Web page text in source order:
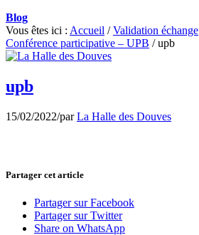
Blog
Vous êtes ici : Accueil / Validation échange
Conférence participative – UPB / upb
upb
15/02/2022/parLa Halle des Douves
Partager cet article
Partager sur Facebook
Partager sur Twitter
Share on WhatsApp